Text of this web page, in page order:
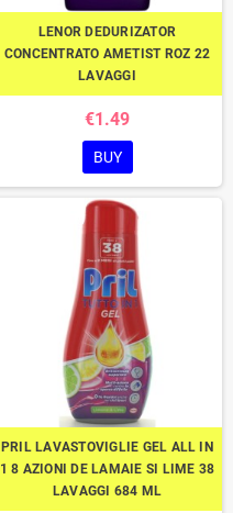
LENOR DEDURIZATOR
CONCENTRATO AMETIST ROZ 22
LAVAGGI
€1.49
BUY
PRIL LAVASTOVIGLIE GEL ALL IN
1 8 AZIONI DE LAMAIE SI LIME 38
LAVAGGI 684 ML